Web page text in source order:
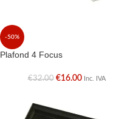
-50%
Plafond 4 Focus
€32.00 €16.00 Inc. IVA